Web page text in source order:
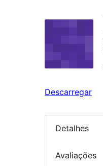
Descarregar
Detalhes
Avaliações